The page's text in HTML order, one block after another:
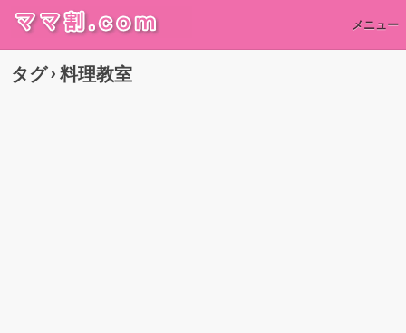
メニュー
タグ › 料理教室